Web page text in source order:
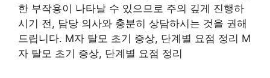
한 부작용이 나타날 수 있으므로 주의 깊게 진행하
시기 전, 담당 의사와 충분히 상담하시는 것을 권해
드립니다. M자 탈모 초기 증상, 단계별 요점 정리 M
자 탈모 초기 증상, 단계별 요점 정리